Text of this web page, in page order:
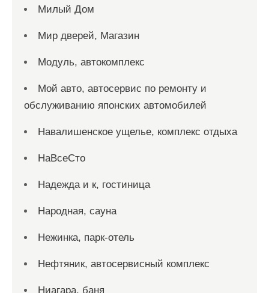
Милый Дом
Мир дверей, Магазин
Модуль, автокомплекс
Мой авто, автосервис по ремонту и
обслуживанию японских автомобилей
Навалишенское ущелье, комплекс отдыха
НаВсеСто
Надежда и к, гостиница
Народная, сауна
Нежинка, парк-отель
Нефтяник, автосервисный комплекс
Ниагара, баня